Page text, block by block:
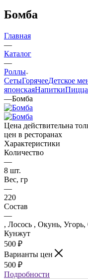
Бомба
Главная
—
Каталог
—
Роллы
СетыГорячееДетское
японскаяНапиткиПицца
—Бомба
Цена действительна
цен в ресторанах
Характеристики
Количество
—
8 шт.
Вес, гр
—
220
Состав
—
, Лосось , Окунь, Угорь,
Кунжут
500 ₽
Варианты цен
500 ₽
Подробности